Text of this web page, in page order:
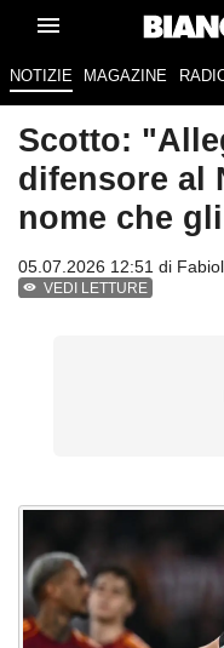
NOTIZIE MAGAZINE
Scotto:
difensore al
nome che
05.07.2026 12:51 di
VEDI LETTURE